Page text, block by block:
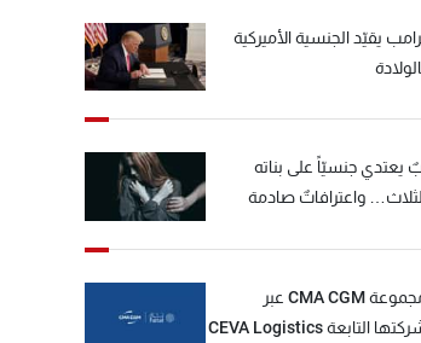
يقيّد الجنسية الأميركية
يعتدي جنسيّاً على بناته
واعترافاتٌ صادمة
مجموعة CMA CGM عبر
شركتها التابعة CEVA Logistics